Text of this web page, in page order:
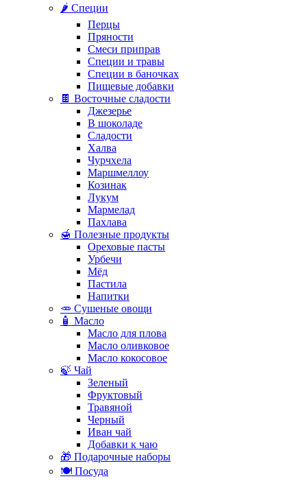
🌶️ Специи
Перцы
Пряности
Смеси приправ
Специи и травы
Специи в баночках
Пищевые добавки
🍫 Восточные сладости
Джезерье
В шоколаде
Сладости
Халва
Чурчхела
Маршмеллоу
Козинак
Лукум
Мармелад
Пахлава
🍯 Полезные продукты
Ореховые пасты
Урбечи
Мёд
Пастила
Напитки
🥕 Сушеные овощи
🧴 Масло
Масло для плова
Масло оливковое
Масло кокосовое
🍃 Чай
Зеленый
Фруктовый
Травяной
Черный
Иван чай
Добавки к чаю
🎁 Подарочные наборы
🍽️ Посуда